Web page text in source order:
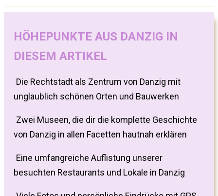
HÖHEPUNKTE AUS DANZIG IN
DIESEM ARTIKEL
Die Rechtstadt als Zentrum von Danzig mit
unglaublich schönen Orten und Bauwerken
Zwei Museen, die dir die komplette Geschichte
von Danzig in allen Facetten hautnah erklären
Eine umfangreiche Auflistung unserer
besuchten Restaurants und Lokale in Danzig